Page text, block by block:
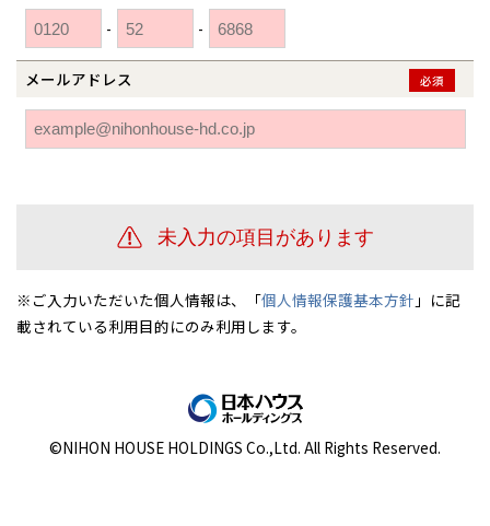
- -
メールアドレス 必須
※ご入力いただいた個人情報は、「個人情報保護基本方針 」に記
載されている利用目的にのみ利用します。
©NIHON HOUSE HOLDINGS Co.,Ltd. All Rights Reserved.
広島
山口
宮崎
鹿児島
群馬県
伊勢崎
宮崎県
宮崎
鹿児島県
鹿児島